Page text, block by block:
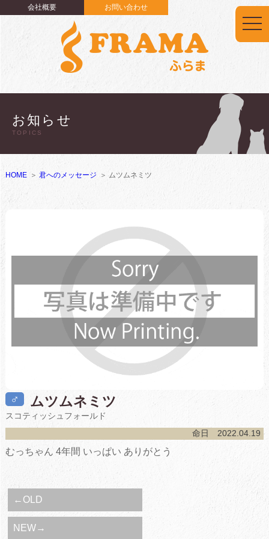
会社概要 お問い合わせ
お知らせ
TOPICS
HOME 君へのメッセージ ムツムネミツ
♂ ムツムネミツ
スコティッシュフォールド
命日 2022.04.19
むっちゃん 4年間 いっぱい ありがとう
←OLD
NEW→